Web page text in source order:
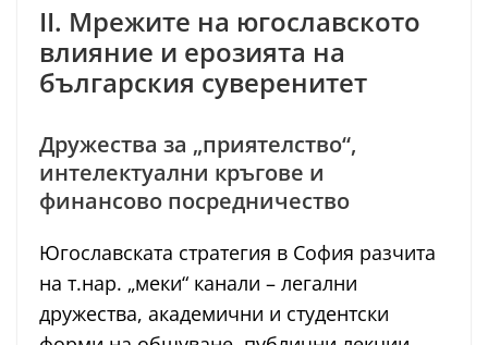
II. Мрежите на югославското
влияние и ерозията на
българския суверенитет
Дружества за „приятелство“,
интелектуални кръгове и
финансово посредничество
Югославската стратегия в София разчита
на т.нар. „меки“ канали – легални
дружества, академични и студентски